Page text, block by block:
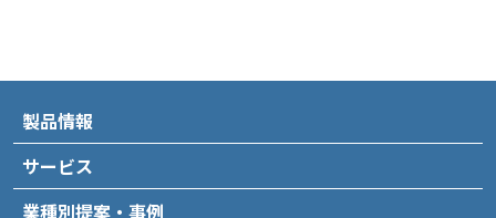
製品情報
サービス
業種別提案・事例